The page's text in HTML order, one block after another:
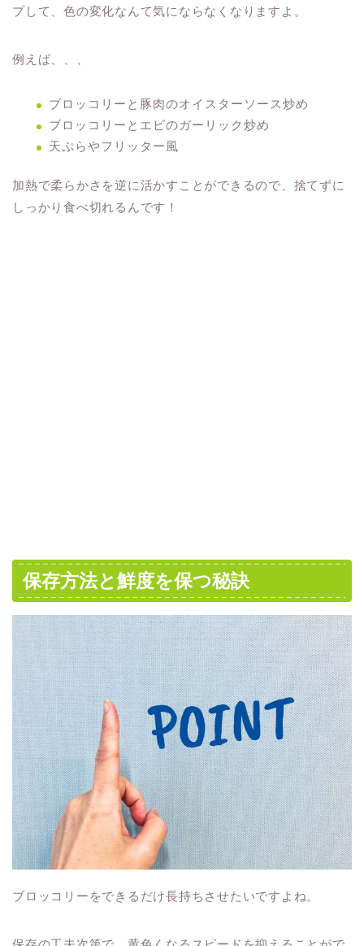
プして、色の変化なんて気にならなくなりますよ。
例えば、、、
ブロッコリーと豚肉のオイスターソース炒め
ブロッコリーとエビのガーリック炒め
天ぷらやフリッター風
加熱で柔らかさを逆に活かすことができるので、捨てずに
しっかり食べ切れるんです！
保存方法と鮮度を保つ秘訣
ブロッコリーをできるだけ長持ちさせたいですよね。